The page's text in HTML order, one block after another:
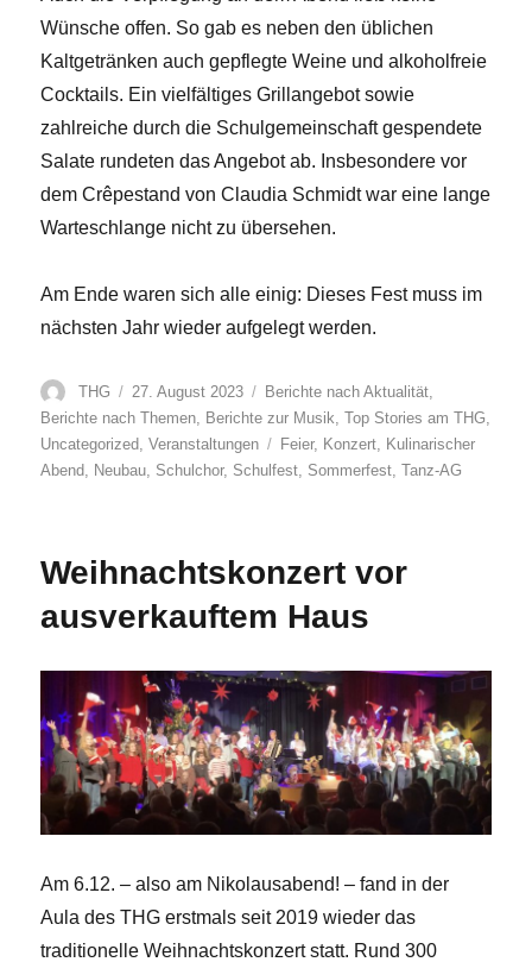
Wünsche offen. So gab es neben den üblichen
Kaltgetränken auch gepflegte Weine und alkoholfreie
Cocktails. Ein vielfältiges Grillangebot sowie
zahlreiche durch die Schulgemeinschaft gespendete
Salate rundeten das Angebot ab. Insbesondere vor
dem Crêpestand von Claudia Schmidt war eine lange
Warteschlange nicht zu übersehen.
Am Ende waren sich alle einig: Dieses Fest muss im
nächsten Jahr wieder aufgelegt werden.
Autor
THG
Veröffentlicht
am
27. August 2023 Kategorien
Berichte nach Aktualität
Berichte nach Themen
Berichte zur Musik ,Top Stories am THG
Uncategorized ,Veranstaltungen Schlagwörter
Feier, Konzert
Kulinarischer
Abend
Neubau Schulchor, Schulfest Sommerfest ,Tanz-AG
Weihnachtskonzert vor
ausverkauftem Haus
Am 6.12. – also am Nikolausabend! – fand in der
Aula des THG erstmals seit 2019 wieder das
traditionelle Weihnachtskonzert statt. Rund 300